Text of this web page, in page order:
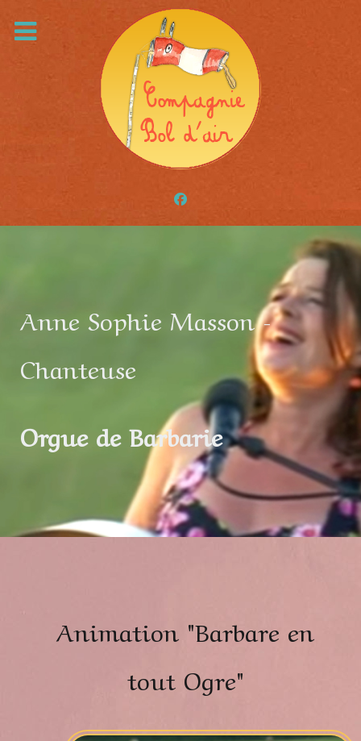
Anne Sophie Masson -
Chanteuse
Orgue de Barbarie
Animation "Barbare en
tout Ogre"